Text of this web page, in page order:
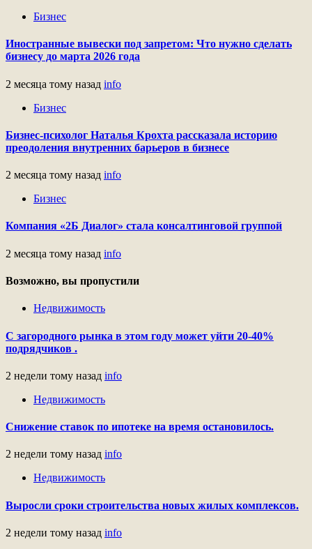
Бизнес
Иностранные вывески под запретом: Что нужно сделать
бизнесу до марта 2026 года
2 месяца тому назад info
Бизнес
Бизнес-психолог Наталья Крохта рассказала историю
преодоления внутренних барьеров в бизнесе
2 месяца тому назад info
Бизнес
Компания «2Б Диалог» стала консалтинговой группой
2 месяца тому назад info
Возможно, вы пропустили
Недвижимость
С загородного рынка в этом году может уйти 20-40%
подрядчиков .
2 недели тому назад info
Недвижимость
Снижение ставок по ипотеке на время остановилось.
2 недели тому назад info
Недвижимость
Выросли сроки строительства новых жилых комплексов.
2 недели тому назад info